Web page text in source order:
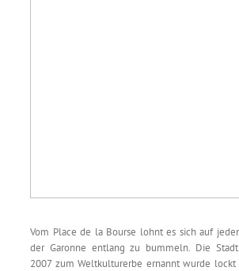
Vom Place de la Bourse lohnt es sich auf
der Garonne entlang zu bummeln. Die
2007 zum Weltkulturerbe ernannt wurde